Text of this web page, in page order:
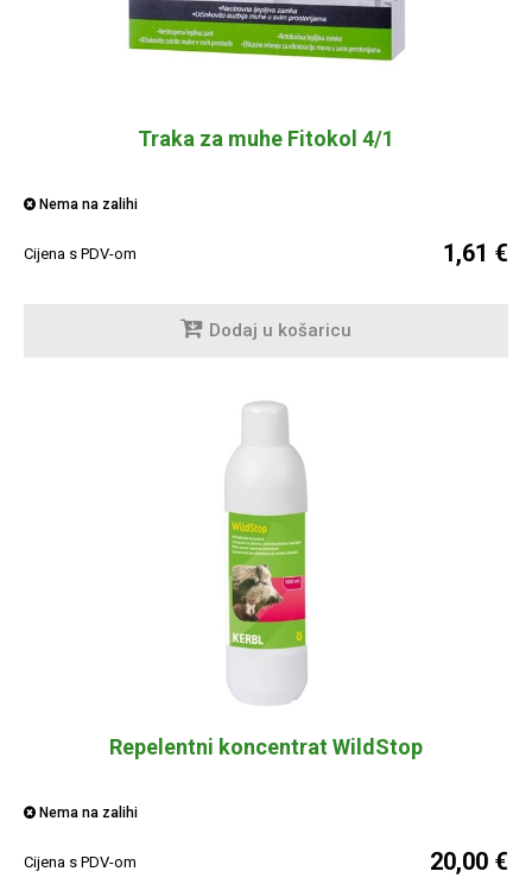
Traka za muhe Fitokol 4/1
Nema na zalihi
Cijena s PDV-om 1,61 €
Dodaj u košaricu
Repelentni koncentrat WildStop
Nema na zalihi
Cijena s PDV-om 20,00 €